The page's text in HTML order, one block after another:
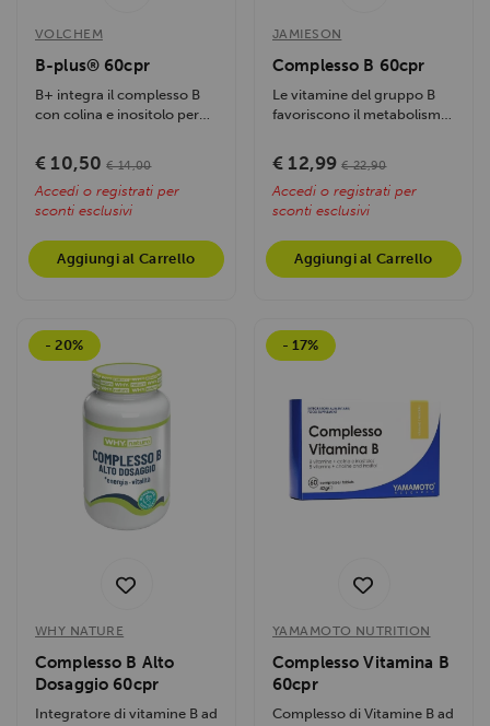
VOLCHEM
B-plus® 60cpr
B+ integra il complesso B
con colina e inositolo per
riducendo...
€ 10,50 € 14,00
Accedi o registrati per
sconti esclusivi
Aggiungi al Carrello
JAMIESON
Complesso B 60cpr
Le vitamine del gruppo B
favoriscono il metabolismo
stanchezza e...
€ 12,99 € 22,90
Accedi o registrati per
sconti esclusivi
Aggiungi al Carrello
- 20%
WHY NATURE
Complesso B Alto
Dosaggio 60cpr
Integratore di vitamine B ad
- 17%
YAMAMOTO NUTRITION
Complesso Vitamina B
60cpr
Complesso di Vitamine B ad